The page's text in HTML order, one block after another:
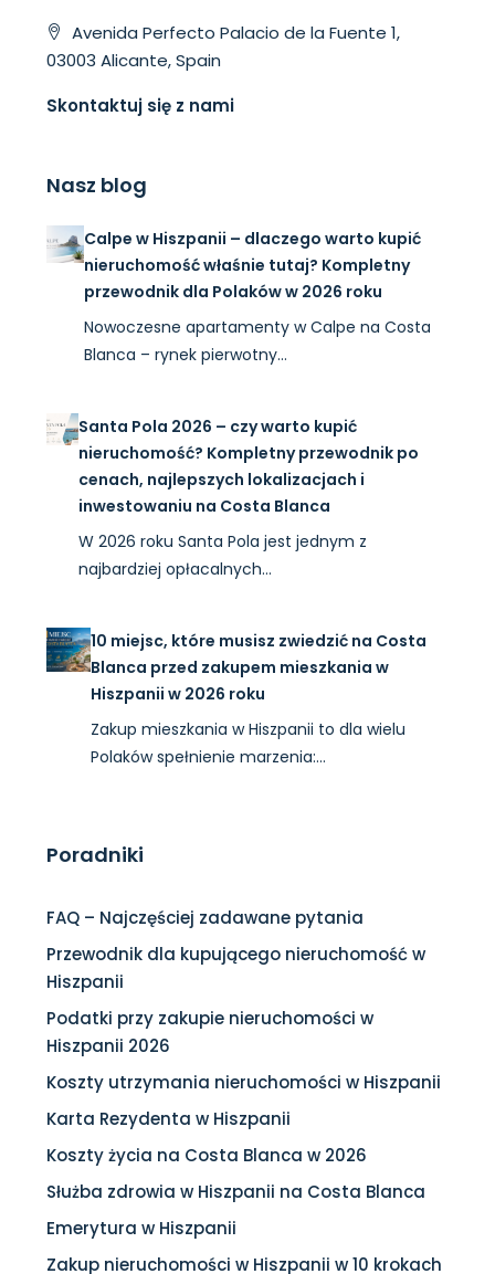
Avenida Perfecto Palacio de la Fuente 1,
03003 Alicante, Spain
Skontaktuj się z nami
Nasz blog
Calpe w Hiszpanii – dlaczego warto kupić
nieruchomość właśnie tutaj? Kompletny
przewodnik dla Polaków w 2026 roku
Nowoczesne apartamenty w Calpe na Costa
Blanca – rynek pierwotny…
Santa Pola 2026 – czy warto kupić
nieruchomość? Kompletny przewodnik po
cenach, najlepszych lokalizacjach i
inwestowaniu na Costa Blanca
W 2026 roku Santa Pola jest jednym z
najbardziej opłacalnych…
10 miejsc, które musisz zwiedzić na Costa
Blanca przed zakupem mieszkania w
Hiszpanii w 2026 roku
Zakup mieszkania w Hiszpanii to dla wielu
Polaków spełnienie marzenia:…
Poradniki
FAQ – Najczęściej zadawane pytania
Przewodnik dla kupującego nieruchomość w
Hiszpanii
Podatki przy zakupie nieruchomości w
Hiszpanii 2026
Koszty utrzymania nieruchomości w Hiszpanii
Karta Rezydenta w Hiszpanii
Koszty życia na Costa Blanca w 2026
Służba zdrowia w Hiszpanii na Costa Blanca
Emerytura w Hiszpanii
Zakup nieruchomości w Hiszpanii w 10 krokach